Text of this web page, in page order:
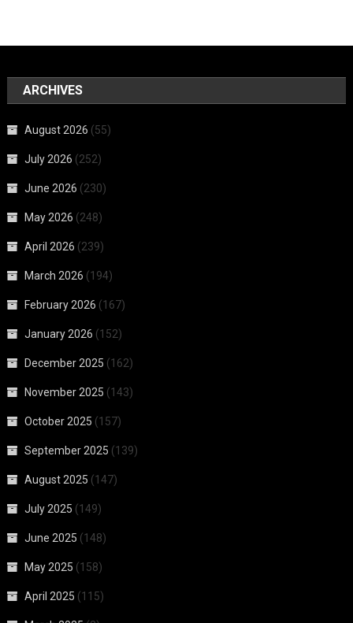
ARCHIVES
August 2026 (55)
July 2026 (252)
June 2026 (230)
May 2026 (248)
April 2026 (239)
March 2026 (194)
February 2026 (167)
January 2026 (152)
December 2025 (162)
November 2025 (143)
October 2025 (157)
September 2025 (139)
August 2025 (147)
July 2025 (149)
June 2025 (148)
May 2025 (158)
April 2025 (115)